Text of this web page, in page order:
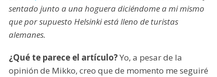
sentado junto a una hoguera diciéndome a mi mismo
que por supuesto Helsinki está lleno de turistas
alemanes.
¿Qué te parece el artículo?Yo, a pesar de la
opinión de Mikko, creo que de momento me seguiré